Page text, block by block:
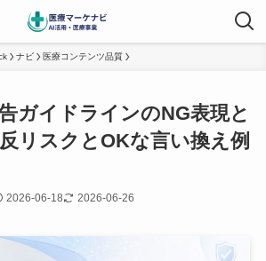
ナビ 医療コンテンツ品質
ガイドラインのNG表現と
リスクとOKな言い換え例
2026-06-18 2026-06-26